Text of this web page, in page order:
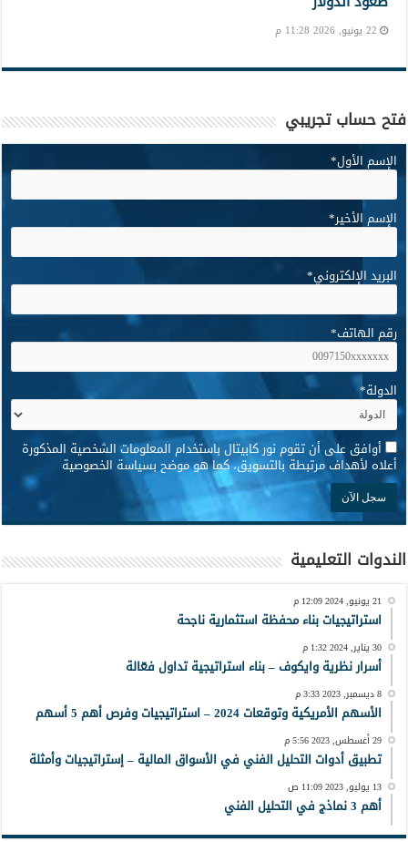
22 يونيو, 2026 11:28 م
فتح حساب تجريبي
الإسم الأول*
الإسم الأخير*
البريد الإلكتروني*
رقم الهاتف*
الدولة*
* أوافق على أن تقوم نور كابيتال باستخدام المعلومات الشخصية المذكورة
أعلاه لأهداف مرتبطة بالتسويق، كما هو موضح بسياسة الخصوصية
الندوات التعليمية
21 يونيو, 2024 12:09 م
استراتيجيات بناء محفظة استثمارية ناجحة
30 يناير, 2024 1:32 م
أسرار نظرية وايكوف – بناء استراتيجية تداول فعّالة
8 ديسمبر, 2023 3:33 م
الأسهم الأمريكية وتوقعات 2024 – استراتيجيات وفرص أهم 5 أسهم
29 أغسطس, 2023 5:56 م
تطبيق أدوات التحليل الفني في الأسواق المالية – إستراتيجيات وأمثلة
13 يوليو, 2023 11:09 ص
أهم 3 نماذج في التحليل الفني